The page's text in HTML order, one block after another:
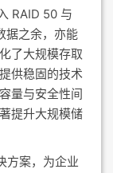
RAID 50 与
据之余，亦能
了大规模存取
供稳固的技术
量与安全性间
提升大规模储
方案，为企业